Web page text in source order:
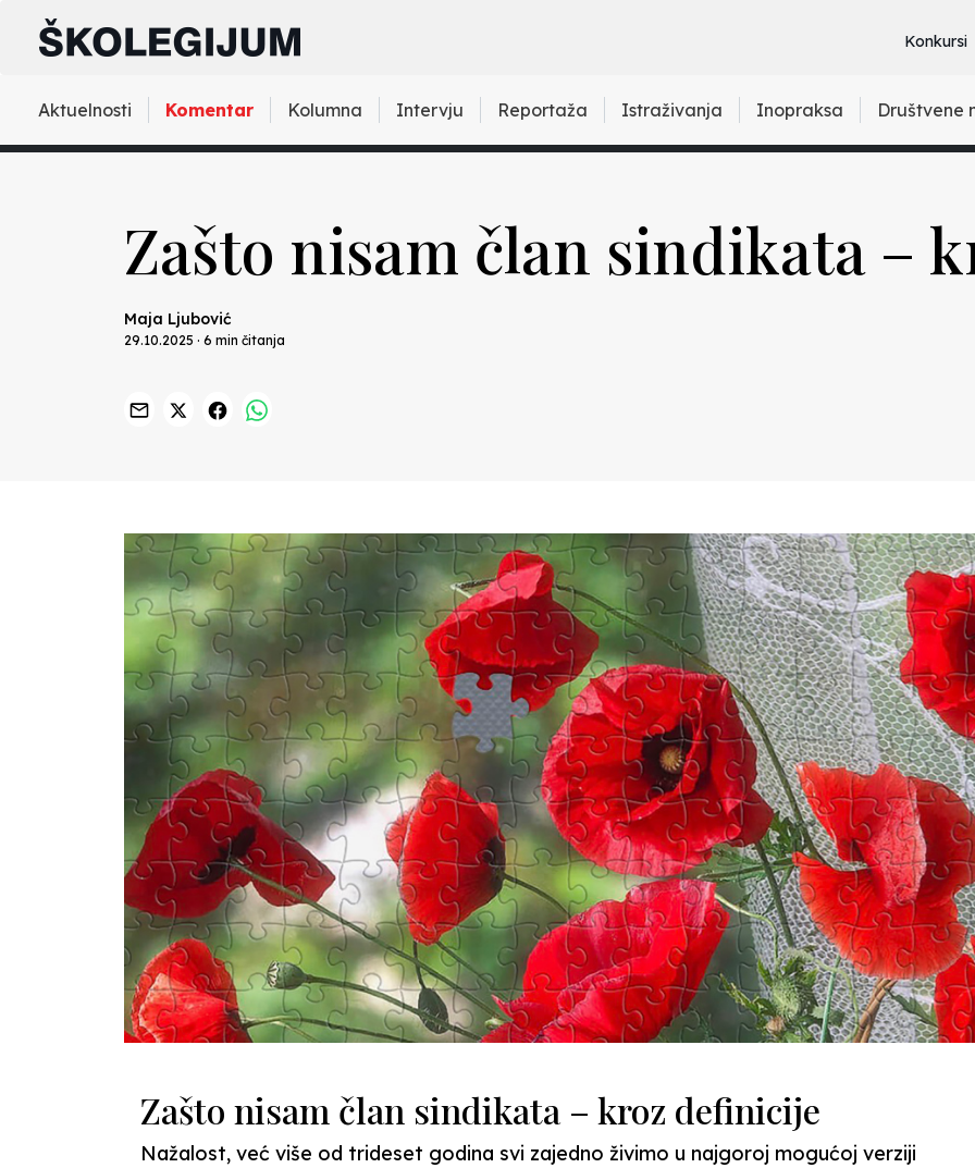
Konkursi
Aktuelnosti Komentar Kolumna Intervju Reportaža Istraživanja Inopraksa Društvene
Zašto nisam član sindikata –
Maja Ljubović
29.10.2025 · 6 min čitanja
Zašto nisam član sindikata – kroz definicije
Nažalost, već više od trideset godina svi zajedno živimo u najgoroj mogućoj verziji